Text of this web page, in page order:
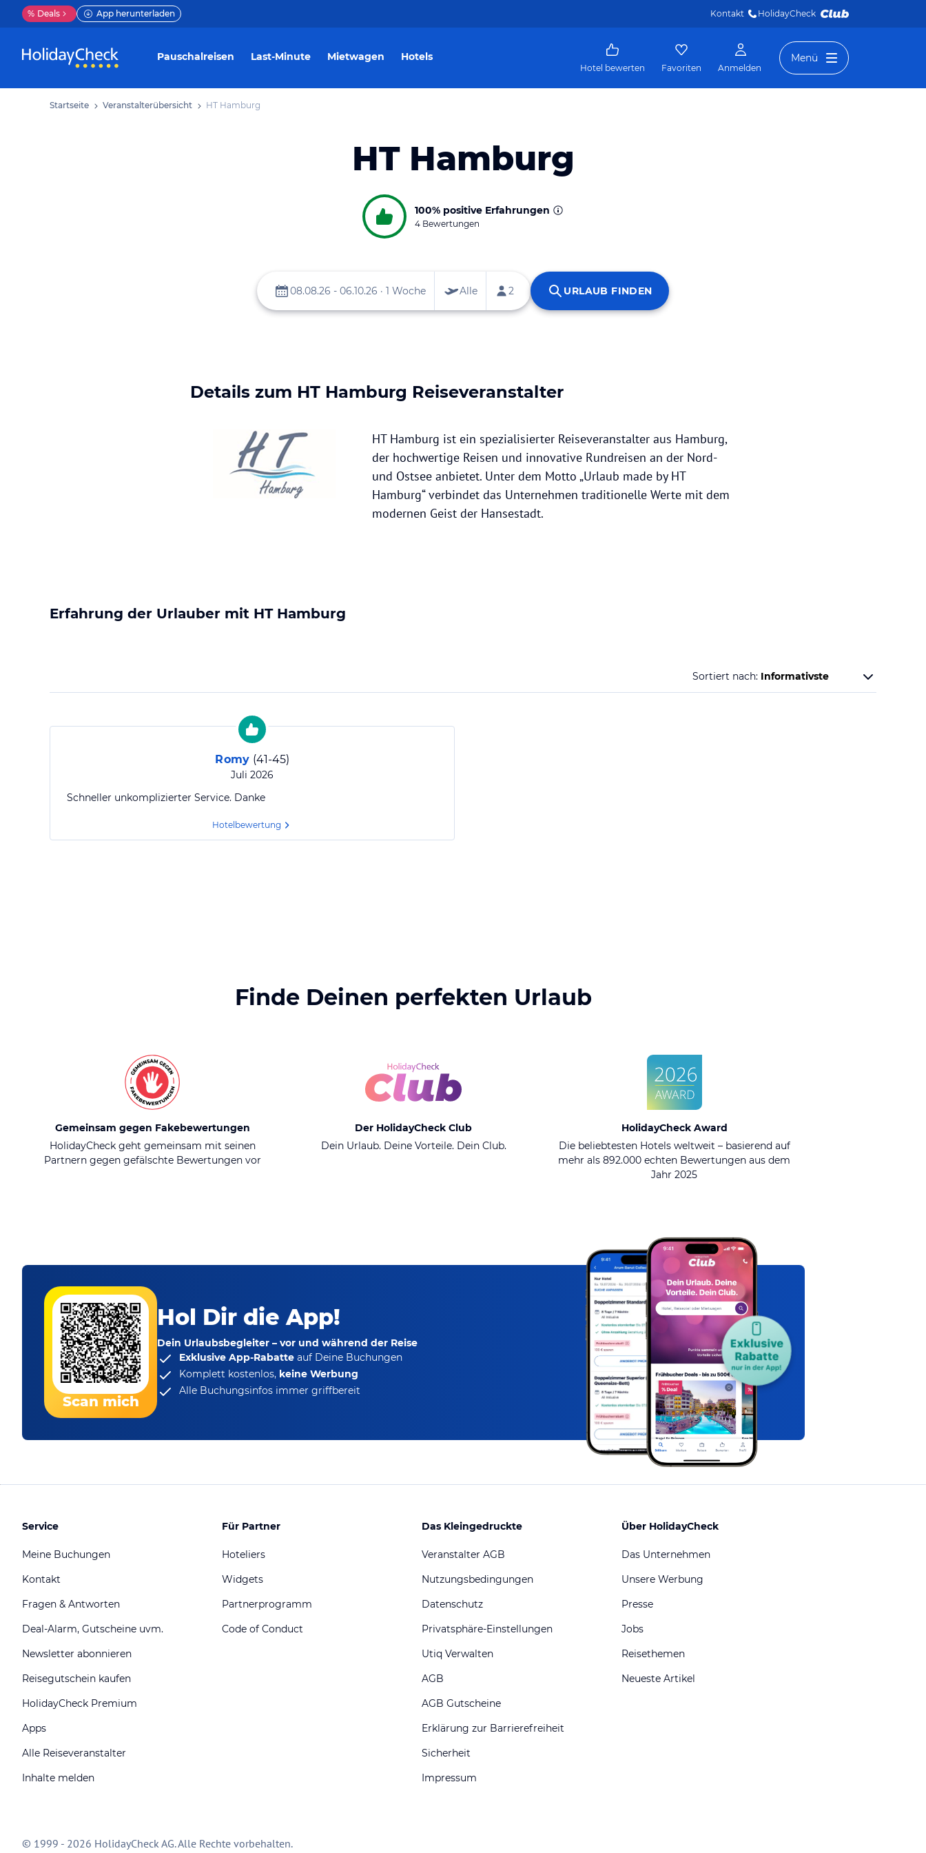
% Deals App herunterladen Kontakt HolidayCheck
Pauschalreisen Last-Minute Mietwagen Hotels
Hotel bewerten Favoriten Anmelden
Menü
Startseite Veranstalterübersicht HT Hamburg
HT Hamburg
100% positive Erfahrungen
4 Bewertungen
Details zum HT Hamburg Reiseveranstalter
HT Hamburg ist ein spezialisierter Reiseveranstalter aus Hamburg,
der hochwertige Reisen und innovative Rundreisen an der Nord-
und Ostsee anbietet. Unter dem Motto „Urlaub made by HT
Hamburg“ verbindet das Unternehmen traditionelle Werte mit dem
modernen Geist der Hansestadt.
Erfahrung der Urlauber mit HT Hamburg
Sortiert nach:
Romy (41-45)
Juli 2026
Schneller unkomplizierter Service. Danke
Hotelbewertung
Finde Deinen perfekten Urlaub
Gemeinsam gegen Fakebewertungen
HolidayCheck geht gemeinsam mit seinen
Partnern gegen gefälschte Bewertungen vor
Der HolidayCheck Club
Dein Urlaub. Deine Vorteile. Dein Club.
HolidayCheck Award
Die beliebtesten Hotels weltweit – basierend auf
mehr als 892.000 echten Bewertungen aus dem
Jahr 2025
Scan mich
Hol Dir die App!
Dein Urlaubsbegleiter – vor und während der Reise
Exklusive App-Rabatte auf Deine Buchungen
Komplett kostenlos, keine Werbung
Alle Buchungsinfos immer griffbereit
Service
Meine Buchungen
Kontakt
Fragen & Antworten
Deal-Alarm, Gutscheine uvm.
Newsletter abonnieren
Reisegutschein kaufen
HolidayCheck Premium
Apps
Alle Reiseveranstalter
Inhalte melden
Für Partner
Hoteliers
Widgets
Partnerprogramm
Code of Conduct
Das Kleingedruckte
Veranstalter AGB
Nutzungsbedingungen
Datenschutz
Privatsphäre-Einstellungen
Utiq Verwalten
AGB
AGB Gutscheine
Erklärung zur Barrierefreiheit
Sicherheit
Impressum
Über HolidayCheck
Das Unternehmen
Unsere Werbung
Presse
Jobs
Reisethemen
Neueste Artikel
© 1999 - 2026 HolidayCheck AG. Alle Rechte vorbehalten.